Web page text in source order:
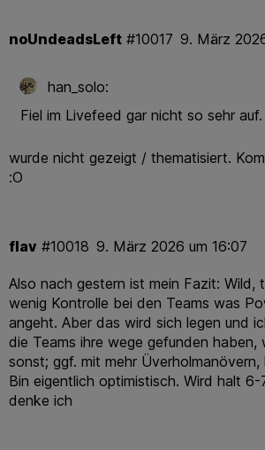
noUndeadsLeft 9. März
#10017
han_solo:
Fiel im Livefeed gar nicht so sehr auf.
wurde nicht gezeigt / thematisiert.
:O
flav 9. März 2026 um 16:07
#10018
Also nach gestern ist mein Fazit: Wild,
wenig Kontrolle bei den Teams was
angeht. Aber das wird sich legen und
die Teams ihre wege gefunden haben,
sonst; ggf. mit mehr Üverholmanövern,
Bin eigentlich optimistisch. Wird halt 6-
denke ich